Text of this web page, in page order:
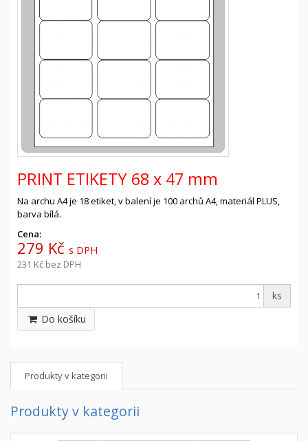
PRINT ETIKETY 68 x 47 mm
Na archu A4 je 18 etiket, v balení je 100 archů A4, materiál PLUS,
barva bílá.
Cena:
279 Kč s DPH
231 Kč bez DPH
ks
Do košíku
Produkty v kategorii
Produkty v kategorii